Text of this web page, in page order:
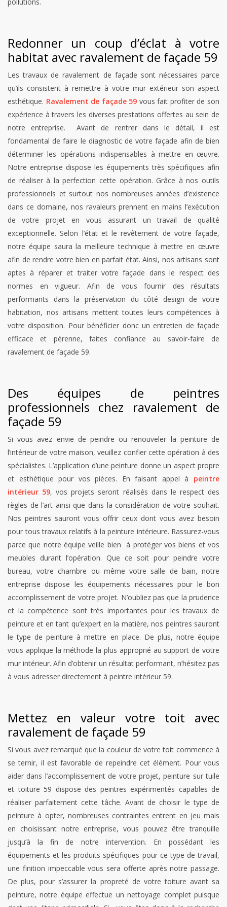
Redonner un coup d’éclat à votre
habitat avec ravalement de façade 59
Les travaux de ravalement de façade sont nécessaires parce
qu’ils consistent à remettre à votre mur extérieur son aspect
esthétique. Ravalement de façade 59 vous fait profiter de son
expérience à travers les diverses prestations offertes au sein de
notre entreprise. Avant de rentrer dans le détail, il est
fondamental de faire le diagnostic de votre façade afin de bien
déterminer les opérations indispensables à mettre en œuvre.
Notre entreprise dispose les équipements très spécifiques afin
de réaliser à la perfection cette opération. Grâce à nos outils
professionnels et surtout nos nombreuses années d’existence
dans ce domaine, nos ravaleurs prennent en mains l’exécution
de votre projet en vous assurant un travail de qualité
exceptionnelle. Selon l’état et le revêtement de votre façade,
notre équipe saura la meilleure technique à mettre en œuvre
afin de rendre votre bien en parfait état. Ainsi, nos artisans sont
aptes à réparer et traiter votre façade dans le respect des
normes en vigueur. Afin de vous fournir des résultats
performants dans la préservation du côté design de votre
habitation, nos artisans mettent toutes leurs compétences à
votre disposition. Pour bénéficier donc un entretien de façade
efficace et pérenne, faites confiance au savoir-faire de
ravalement de façade 59.
Des équipes de peintres
professionnels chez ravalement de
façade 59
Si vous avez envie de peindre ou renouveler la peinture de
l’intérieur de votre maison, veuillez confier cette opération à des
spécialistes. L’application d’une peinture donne un aspect propre
et esthétique pour vos pièces. En faisant appel à peintre
intérieur 59, vos projets seront réalisés dans le respect des
règles de l’art ainsi que dans la considération de votre souhait.
Nos peintres sauront vous offrir ceux dont vous avez besoin
pour tous travaux relatifs à la peinture intérieure. Rassurez-vous
parce que notre équipe veille bien à protéger vos biens et vos
meubles durant l’opération. Que ce soit pour peindre votre
bureau, votre chambre ou même votre salle de bain, notre
entreprise dispose les équipements nécessaires pour le bon
accomplissement de votre projet. N’oubliez pas que la prudence
et la compétence sont très importantes pour les travaux de
peinture et en tant qu’expert en la matière, nos peintres sauront
le type de peinture à mettre en place. De plus, notre équipe
vous applique la méthode la plus approprié au support de votre
mur intérieur. Afin d’obtenir un résultat performant, n’hésitez pas
à vous adresser directement à peintre intérieur 59.
Mettez en valeur votre toit avec
ravalement de façade 59
Si vous avez remarqué que la couleur de votre toit commence à
se ternir, il est favorable de repeindre cet élément. Pour vous
aider dans l’accomplissement de votre projet, peinture sur tuile
et toiture 59 dispose des peintres expérimentés capables de
réaliser parfaitement cette tâche. Avant de choisir le type de
peinture à opter, nombreuses contraintes entrent en jeu mais
en choisissant notre entreprise, vous pouvez être tranquille
jusqu’à la fin de notre intervention. En possédant les
équipements et les produits spécifiques pour ce type de travail,
une finition impeccable vous sera offerte après notre passage.
De plus, pour s’assurer la propreté de votre toiture avant sa
peinture, notre équipe effectue un nettoyage complet puisque